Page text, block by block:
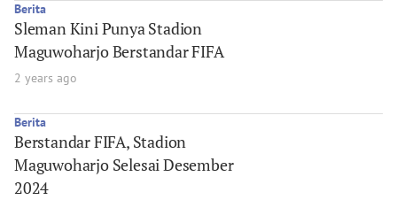
Berita
Sleman Kini Punya Stadion
Maguwoharjo Berstandar FIFA
2 years ago
Berita
Berstandar FIFA, Stadion
Maguwoharjo Selesai Desember
2024